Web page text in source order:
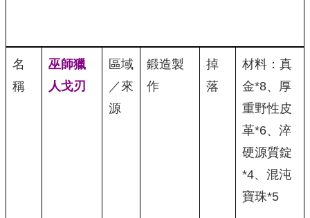
名
稱
巫師獵
人戈刃
區域
／來
源
鍛造製
作
掉
落
材料：真
金*8、厚
重野性皮
革*6、淬
硬源質錠
*4、混沌
寶珠*5